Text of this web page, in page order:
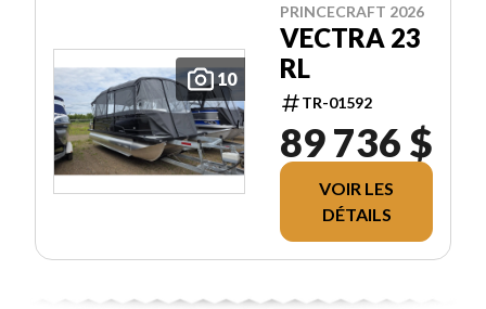
10
PRINCECRAFT 2026
VECTRA 23
RL
TR-01592
89 736 $
VOIR LES
DÉTAILS